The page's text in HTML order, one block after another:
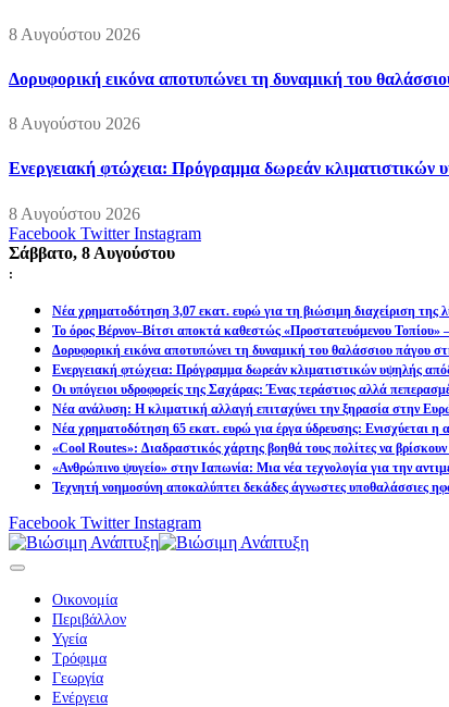
8 Αυγούστου 2026
Δορυφορική εικόνα αποτυπώνει τη δυναμική του
8 Αυγούστου 2026
Ενεργειακή φτώχεια: Πρόγραμμα δωρεάν κλιματιστικών
8 Αυγούστου 2026
Facebook Twitter Instagram
Σάββατο, 8 Αυγούστου
:
Νέα χρηματοδότηση 3,07 εκατ. ευρώ για τη βιώσιμη διαχείριση της
Το όρος Βέρνον–Βίτσι αποκτά καθεστώς «Προστατευόμενου
Δορυφορική εικόνα αποτυπώνει τη δυναμική του θαλάσσιου πάγου
Ενεργειακή φτώχεια: Πρόγραμμα δωρεάν κλιματιστικών υψηλής
Οι υπόγειοι υδροφορείς της Σαχάρας: Ένας τεράστιος αλλά
Νέα ανάλυση: Η κλιματική αλλαγή επιταχύνει την ξηρασία στην
Νέα χρηματοδότηση 65 εκατ. ευρώ για έργα ύδρευσης: Ενισχύεται η
«Cool Routes»: Διαδραστικός χάρτης βοηθά τους πολίτες να
«Ανθρώπινο ψυγείο» στην Ιαπωνία: Μια νέα τεχνολογία για την
Τεχνητή νοημοσύνη αποκαλύπτει δεκάδες άγνωστες υποθαλάσσιες
Facebook Twitter Instagram
Οικονομία
Περιβάλλον
Υγεία
Τρόφιμα
Γεωργία
Ενέργεια